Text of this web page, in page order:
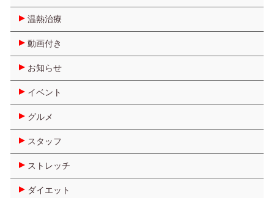
温熱治療
動画付き
お知らせ
イベント
グルメ
スタッフ
ストレッチ
ダイエット